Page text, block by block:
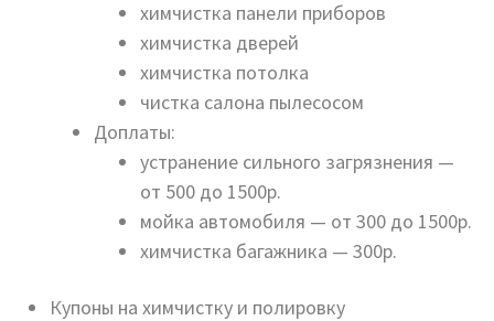
химчистка панели приборов
химчистка дверей
химчистка потолка
чистка салона пылесосом
Доплаты:
устранение сильного загрязнения —
от 500 до 1500р.
мойка автомобиля — от 300 до 1500р.
химчистка багажника — 300р.
Купоны на химчистку и полировку